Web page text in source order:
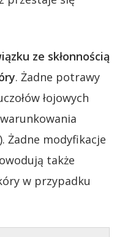
ze skłonnością
. Żadne potrawy
łojowych
Żadne modyfikacje
także
w przypadku